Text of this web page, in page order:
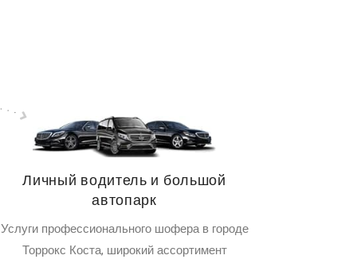
Личный водитель и большой
автопарк
Услуги профессионального шофера в городе
Торрокс Коста, широкий ассортимент